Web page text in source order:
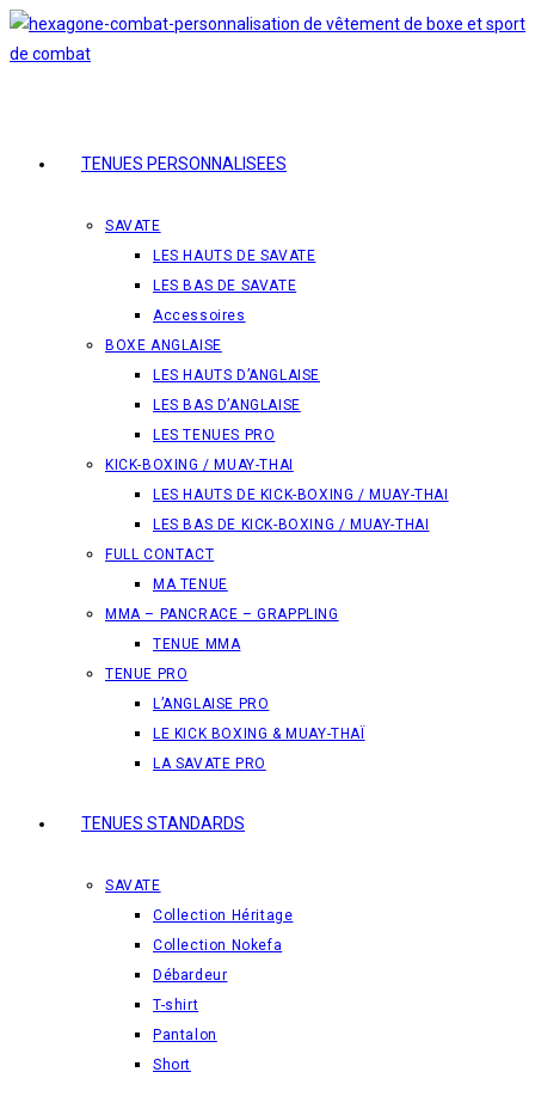
Skip
to
TENUES PERSONNALISEES
SAVATE
LES HAUTS DE SAVATE
LES BAS DE SAVATE
Accessoires
BOXE ANGLAISE
LES HAUTS D’ANGLAISE
LES BAS D’ANGLAISE
LES TENUES PRO
KICK-BOXING / MUAY-THAI
LES HAUTS DE KICK-BOXING / MUAY-THAI
LES BAS DE KICK-BOXING / MUAY-THAI
FULL CONTACT
MA TENUE
MMA – PANCRACE – GRAPPLING
TENUE MMA
TENUE PRO
L’ANGLAISE PRO
LE KICK BOXING & MUAY-THAÏ
LA SAVATE PRO
TENUES STANDARDS
SAVATE
Collection Héritage
Collection Nokefa
Débardeur
T-shirt
Pantalon
Short